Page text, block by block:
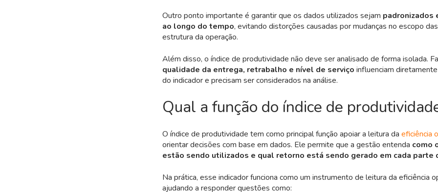
Outro ponto importante é garantir que os dados utilizados sejam padronizados
ao longo do tempo, evitando distorções causadas por mudanças no escopo
estrutura da operação.
Além disso, o índice de produtividade não deve ser analisado de forma isolada.
qualidade da entrega, retrabalho e nível de serviço influenciam
do indicador e precisam ser considerados na análise.
Qual a função do índice de
O índice de produtividade tem como principal função apoiar a leitura da eficiência
orientar decisões com base em dados. Ele permite que a gestão entenda como
estão sendo utilizados e qual retorno está sendo gerado em cada parte
Na prática, esse indicador funciona como um instrumento de leitura da eficiência
ajudando a responder questões como: